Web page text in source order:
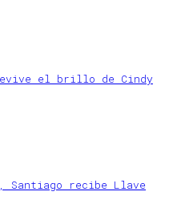
el brillo de Cindy
Santiago recibe Llave